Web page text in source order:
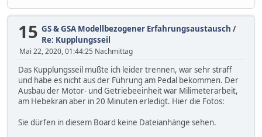
15 GS & GSA Modellbezogener Erfahrungsaustausch /
Re: Kupplungsseil
Mai 22, 2020, 01:44:25 Nachmittag
Das Kupplungsseil mußte ich leider trennen, war sehr straff
und habe es nicht aus der Führung am Pedal bekommen. Der
Ausbau der Motor- und Getriebeeinheit war Milimeterarbeit,
am Hebekran aber in 20 Minuten erledigt. Hier die Fotos:
Sie dürfen in diesem Board keine Dateianhänge sehen.